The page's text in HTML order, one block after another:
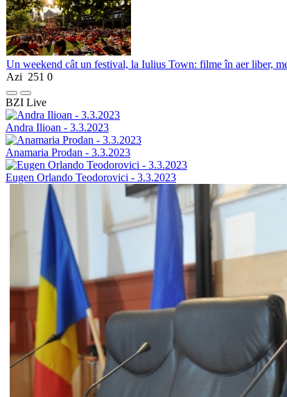
Un weekend cât un festival, la Iulius Town: filme în aer liber,
Azi 251 0
BZI Live
Andra Ilioan - 3.3.2023
Anamaria Prodan - 3.3.2023
Eugen Orlando Teodorovici - 3.3.2023